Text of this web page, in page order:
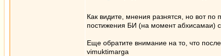
Как видите, мнения разнятся, но вот по
постижения БИ (на момент абхисамаи)
Еще обратите внимание на то, что
vimuktimarga